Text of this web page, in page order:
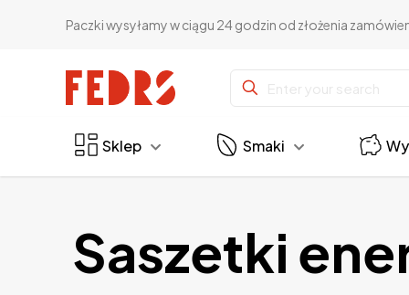
Paczki wysyłamy w ciągu 24 godzin od złożenia
Sklep Smaki
Saszetki